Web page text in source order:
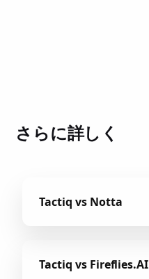
さらに詳しく
Tactiq vs Notta
Tactiq vs Fireflies.AI